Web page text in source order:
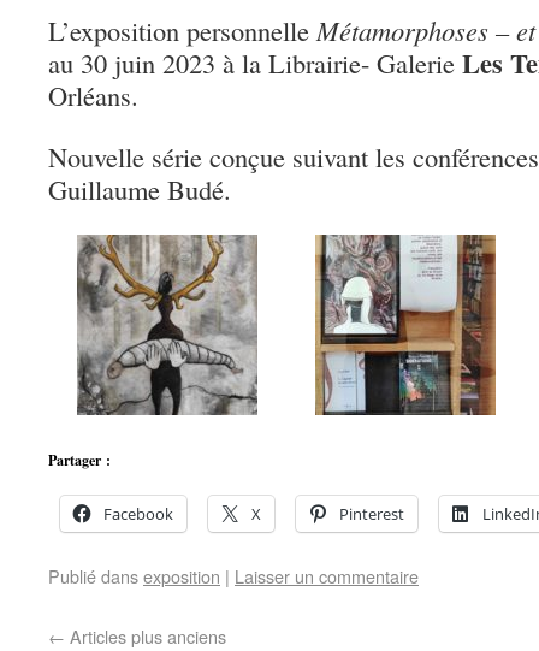
L’exposition personnelleMétamorphoses –
au 30 juin 2023 à la Librairie- Galerie Les
Orléans.
Nouvelle série conçue suivant les
Guillaume Budé.
Partager :
Facebook X Pinterest
Publié dansexposition | Laisser un commentaire
← Articles plus anciens